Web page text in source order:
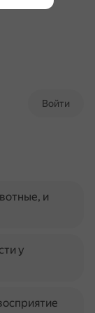
Войти
и
у